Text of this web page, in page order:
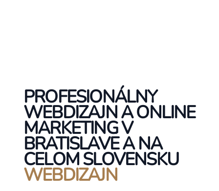
PROFESIONÁLNY
WEBDIZAJN A ONLINE
MARKETING V
BRATISLAVE A NA
CELOM SLOVENSKU
WEBDIZAJN